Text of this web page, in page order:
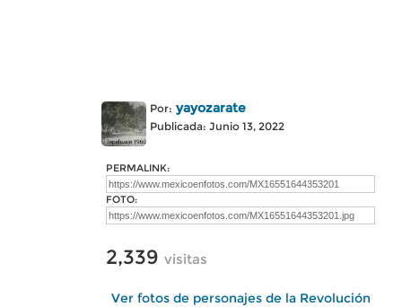
Por: yayozarate
Publicada: Junio 13, 2022
PERMALINK:
FOTO:
2,339 visitas
Ver fotos de personajes de la Revolución